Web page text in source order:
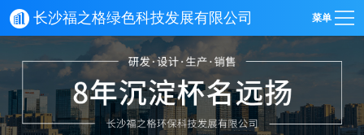
长沙福之格绿色科技发展有限公司 菜单